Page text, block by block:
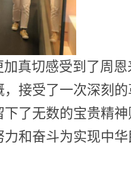
加真切感受到了周恩
接受了一次深刻的
了无数的宝贵精神
力和奋斗为实现中华